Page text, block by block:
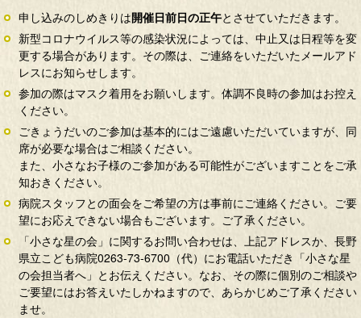
申し込みのしめきりは開催日前日の正午とさせていただきます。
新型コロナウイルス等の感染状況によっては、中止又は日程等を変
更する場合があります。その際は、ご連絡をいただいたメールアド
レスにお知らせします。
参加の際はマスク着用をお願いします。体調不良時の参加はお控え
ください。
ごきょうだいのご参加は基本的にはご遠慮いただいていますが、同
席が必要な場合はご相談ください。
また、小さなお子様のご参加がある可能性がございますことをご承
知おきください。
病院スタッフとの面会をご希望の方は事前にご連絡ください。ご要
望にお応えできない場合もございます。ご了承ください。
「小さな星の会」に関するお問い合わせは、上記アドレスか、長野
県立こども病院0263-73-6700（代）にお電話いただき「小さな星
の会担当者へ」とお伝えください。なお、その際に個別のご相談や
ご要望にはお答えいたしかねますので、あらかじめご了承ください
ませ。